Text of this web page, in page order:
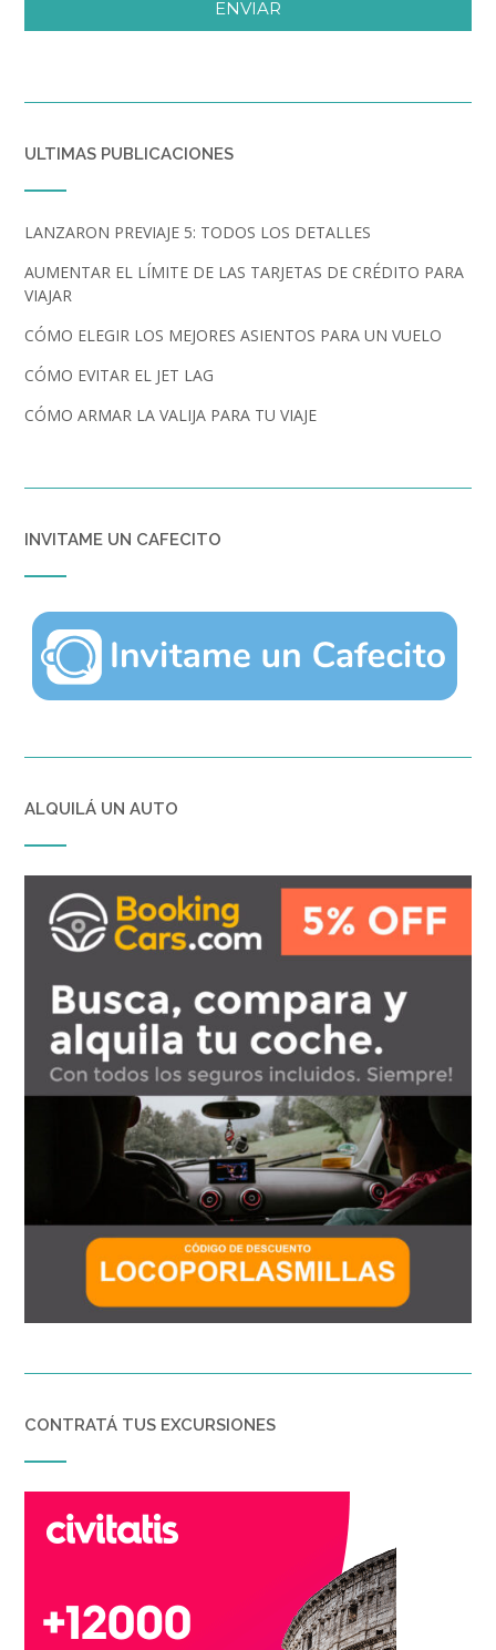
ENVIAR
ULTIMAS PUBLICACIONES
LANZARON PREVIAJE 5: TODOS LOS DETALLES
AUMENTAR EL LÍMITE DE LAS TARJETAS DE CRÉDITO PARA
VIAJAR
CÓMO ELEGIR LOS MEJORES ASIENTOS PARA UN VUELO
CÓMO EVITAR EL JET LAG
CÓMO ARMAR LA VALIJA PARA TU VIAJE
INVITAME UN CAFECITO
ALQUILÁ UN AUTO
CONTRATÁ TUS EXCURSIONES